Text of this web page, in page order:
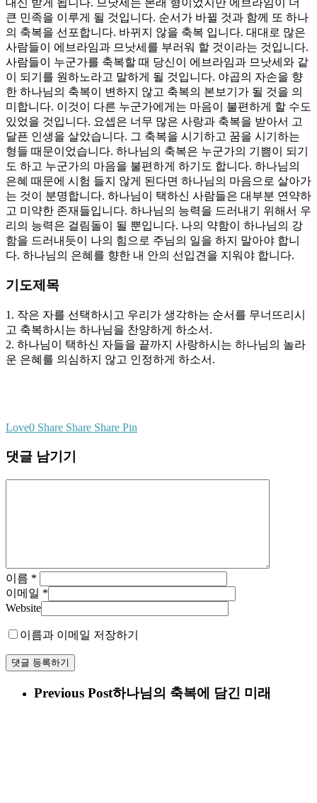
큰 민족을 이루게 될 것입니다. 순서가 바뀔 것과 함께 또 하나
의 축복을 선포합니다. 바뀌지 않을 축복 입니다. 대대로 많은
사람들이 에브라임과 므낫세를 부러워 할 것이라는 것입니다.
사람들이 누군가를 축복할 때 당신이 에브라임과 므낫세와 같
이 되기를 원하노라고 말하게 될 것입니다. 야곱의 자손을 향
한 하나님의 축복이 변하지 않고 축복의 본보기가 될 것을 의
미합니다. 이것이 다른 누군가에게는 마음이 불편하게 할 수도
있었을 것입니다. 요셉은 너무 많은 사랑과 축복을 받아서 고
달픈 인생을 살았습니다. 그 축복을 시기하고 꿈을 시기하는
형들 때문이었습니다. 하나님의 축복은 누군가의 기쁨이 되기
도 하고 누군가의 마음을 불편하게 하기도 합니다. 하나님의
은혜 때문에 시험 들지 않게 된다면 하나님의 마음으로 살아가
는 것이 분명합니다. 하나님이 택하신 사람들은 대부분 연약하
고 미약한 존재들입니다. 하나님의 능력을 드러내기 위해서 우
리의 능력은 걸림돌이 될 뿐입니다. 나의 약함이 하나님의 강
함을 드러내듯이 나의 힘으로 주님의 일을 하지 말아야 합니
다. 하나님의 은혜를 향한 내 안의 선입견을 지워야 합니다.
기도제목
1. 작은 자를 선택하시고 우리가 생각하는 순서를 무너뜨리시
고 축복하시는 하나님을 찬양하게 하소서.
2. 하나님이 택하신 자들을 끝까지 사랑하시는 하나님의 놀라
운 은혜를 의심하지 않고 인정하게 하소서.
Love0 Share Share Share Pin
댓글 남기기
이름 *
이메일 *
Website
이름과 이메일 저장하기
Previous Post하나님의 축복에 담긴 미래